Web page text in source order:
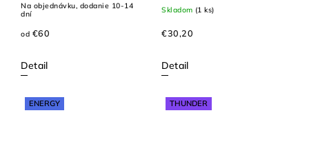
Na objednávku, dodanie 10-14
dní
od €60
Detail
Skladom (1 ks)
€30,20
Detail
ENERGY THUNDER